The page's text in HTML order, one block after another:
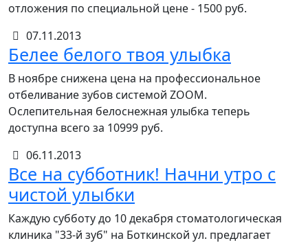
отложения по специальной цене - 1500 руб.
07.11.2013
Белее белого твоя улыбка
В ноябре снижена цена на профессиональное
отбеливание зубов системой ZOOM.
Ослепительная белоснежная улыбка теперь
доступна всего за 10999 руб.
06.11.2013
Все на субботник! Начни утро с
чистой улыбки
Каждую субботу до 10 декабря стоматологическая
клиника "33-й зуб" на Боткинской ул. предлагает